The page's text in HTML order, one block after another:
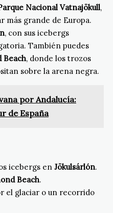
Nacional Vatnajökull,
más grande de Europa.
, con sus icebergs
También puedes
Beach, donde los trozos
sobre la arena negra.
por Andalucía:
de España
icebergs en Jökulsárlón.
Beach.
el glaciar o un recorrido